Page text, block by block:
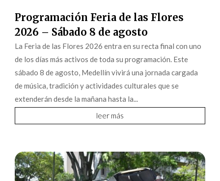
Programación Feria de las Flores
2026 – Sábado 8 de agosto
La Feria de las Flores 2026 entra en su recta final con uno
de los días más activos de toda su programación. Este
sábado 8 de agosto, Medellín vivirá una jornada cargada
de música, tradición y actividades culturales que se
extenderán desde la mañana hasta la...
leer más